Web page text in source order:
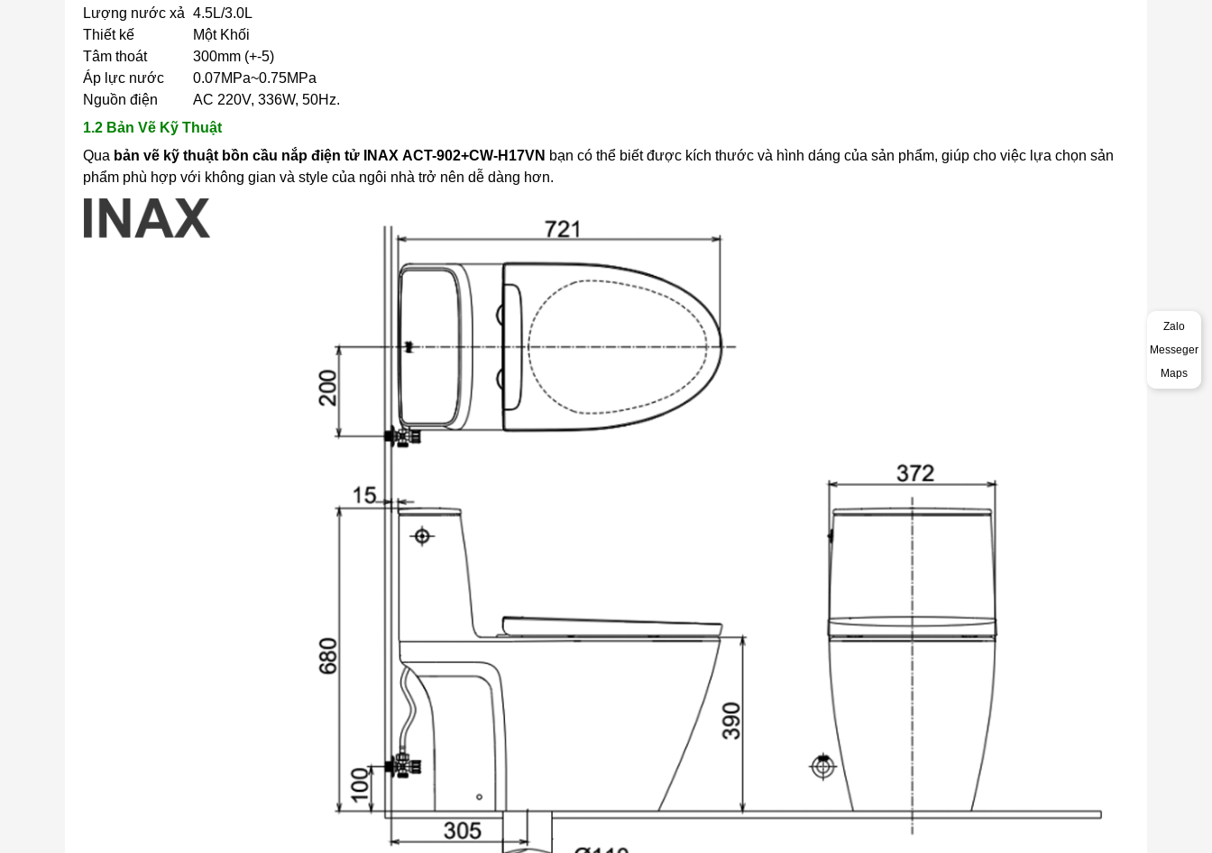
Lượng nước xả 4.5L/3.0L
Thiết kế
Một Khối
Tâm thoát
300mm (+-5)
Áp lực nước
0.07MPa~0.75MPa
Nguồn điện
AC 220V, 336W, 50Hz.
1.2 Bản Vẽ Kỹ Thuật
Qua bản vẽ kỹ thuật bồn cầu nắp điện tử INAX ACT-902+CW-H17VN bạn có thể biết được kích thước và hình dáng của sản phẩm, giúp cho việc lựa chọn sản
phẩm phù hợp với không gian và style của ngôi nhà trở nên dễ dàng hơn.
Zalo
Messeger
Maps